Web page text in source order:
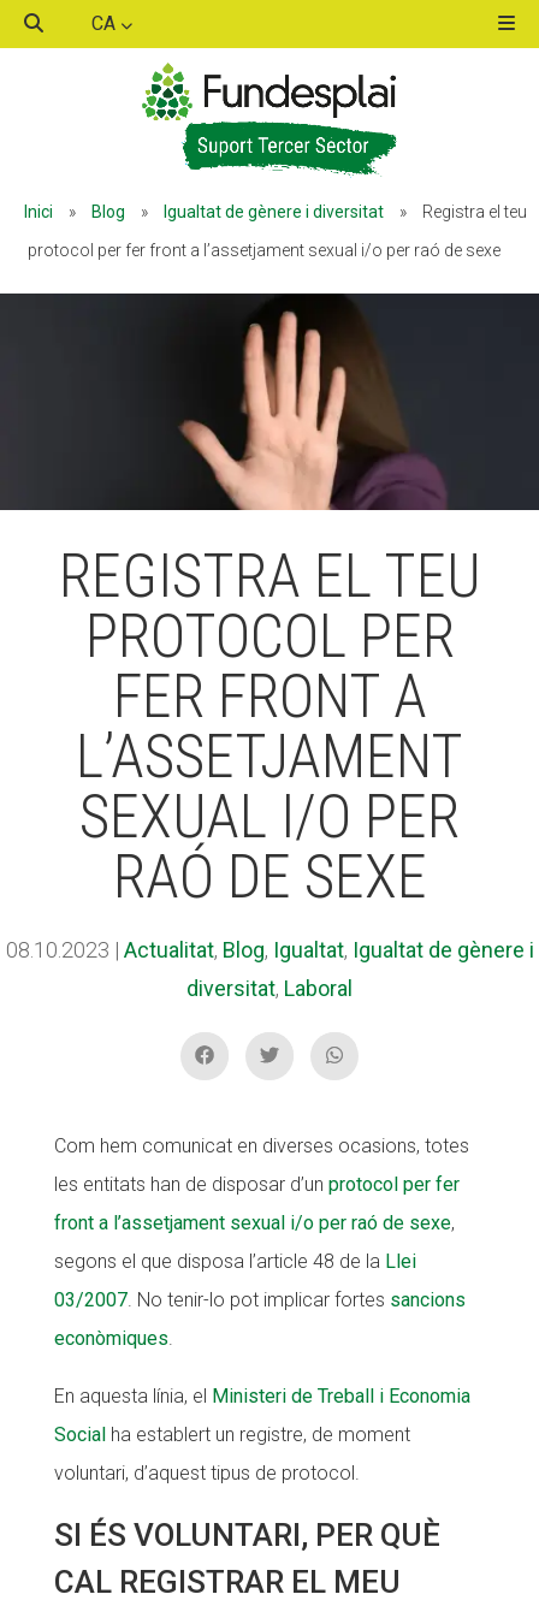
CA
Inici » Blog » Igualtat de gènere i diversitat »
Registra el teu
protocol per fer front a l’assetjament sexual i/o per raó de sexe
REGISTRA EL TEU
PROTOCOL PER
FER FRONT A
L’ASSETJAMENT
SEXUAL I/O PER
RAÓ DE SEXE
08.10.2023 | Actualitat, Blog, Igualtat, Igualtat de gènere i
diversitat, Laboral
Com hem comunicat en diverses ocasions, totes
les entitats han de disposar d’un protocol per fer
front a l’assetjament sexual i/o per raó de sexe,
segons el que disposa l’article 48 de laLlei
03/2007. No tenir-lo pot implicar fortes sancions
econòmiques.
En aquesta línia, el Ministeri de Treball i Economia
Socialha establert un registre, de moment
voluntari, d’aquest tipus de protocol.
SI ÉS VOLUNTARI, PER QUÈ
CAL REGISTRAR EL MEU
ACTIVITATS D'ESTIU
MÓN ESCOLAR
ALBERG CENTRE ESPLAI
FORMACIÓ
ACCIÓ SOCIAL I JOVES
ESPLAIS
SUPORT TERCER SECTOR
La Fundació
L'equip
Missió i valors
Els comptes clars
Proposta educativa
ACTUALITAT
Notícies
Butlletins
ACTIVITATS D'ESTIU
MÓN ESCOLAR
ALBERG CENTRE ESPLAI
FORMACIÓ
ACCIÓ SOCIAL I JOVES
ESPLAIS
SUPORT TERCER SECTOR
La Fundació
L'equip
Missió i valors
Els comptes clars
Proposta educativa
ACTUALITAT
Notícies
Butlletins